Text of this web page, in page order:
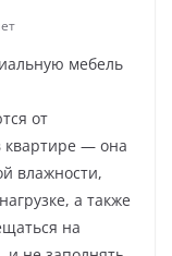
мебель
от
квартире — она
влажности,
а также
на